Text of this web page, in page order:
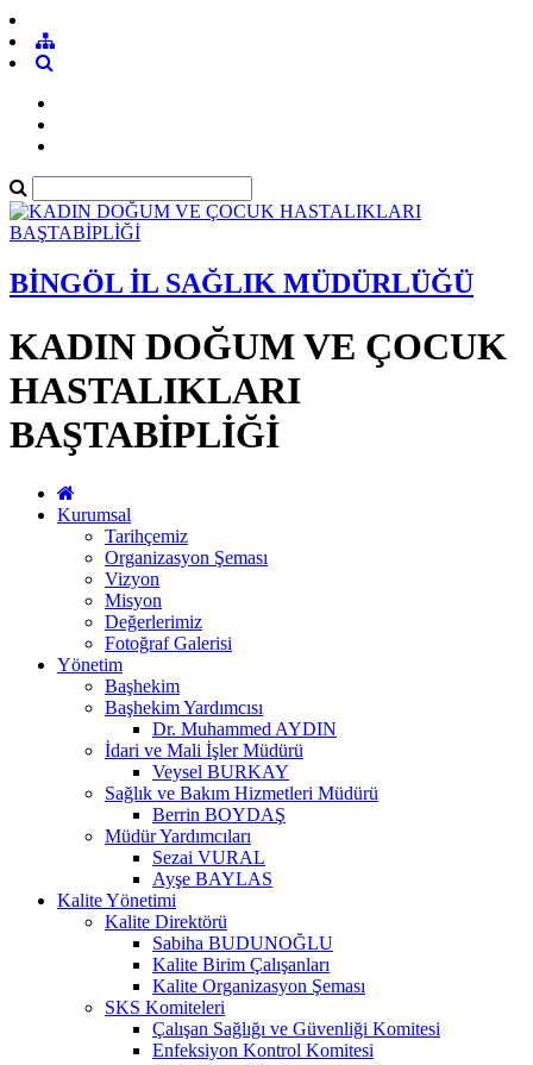
BİNGÖL İL SAĞLIK MÜDÜRLÜĞÜ
KADIN DOĞUM VE ÇOCUK
HASTALIKLARI
BAŞTABİPLİĞİ
Kurumsal
Tarihçemiz
Organizasyon Şeması
Vizyon
Misyon
Değerlerimiz
Fotoğraf Galerisi
Yönetim
Başhekim
Başhekim Yardımcısı
Dr. Muhammed AYDIN
İdari ve Mali İşler Müdürü
Veysel BURKAY
Sağlık ve Bakım Hizmetleri Müdürü
Berrin BOYDAŞ
Müdür Yardımcıları
Sezai VURAL
Ayşe BAYLAS
Kalite Yönetimi
Kalite Direktörü
Sabiha BUDUNOĞLU
Kalite Birim Çalışanları
Kalite Organizasyon Şeması
SKS Komiteleri
Çalışan Sağlığı ve Güvenliği Komitesi
Enfeksiyon Kontrol Komitesi